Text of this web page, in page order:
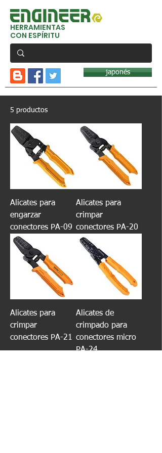
HERRAMIENTAS
CON ESPÍRITU
japonés
5 productos
Alicates para
engarzar
conectores PA-09
Alicates para
crimpar
conectores PA-20
Alicates para
crimpar
conectores PA-21
Alicates de
crimpado para
conectores micro
PA-24